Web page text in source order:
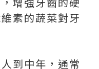
素的蔬菜對牙
到中年，通常